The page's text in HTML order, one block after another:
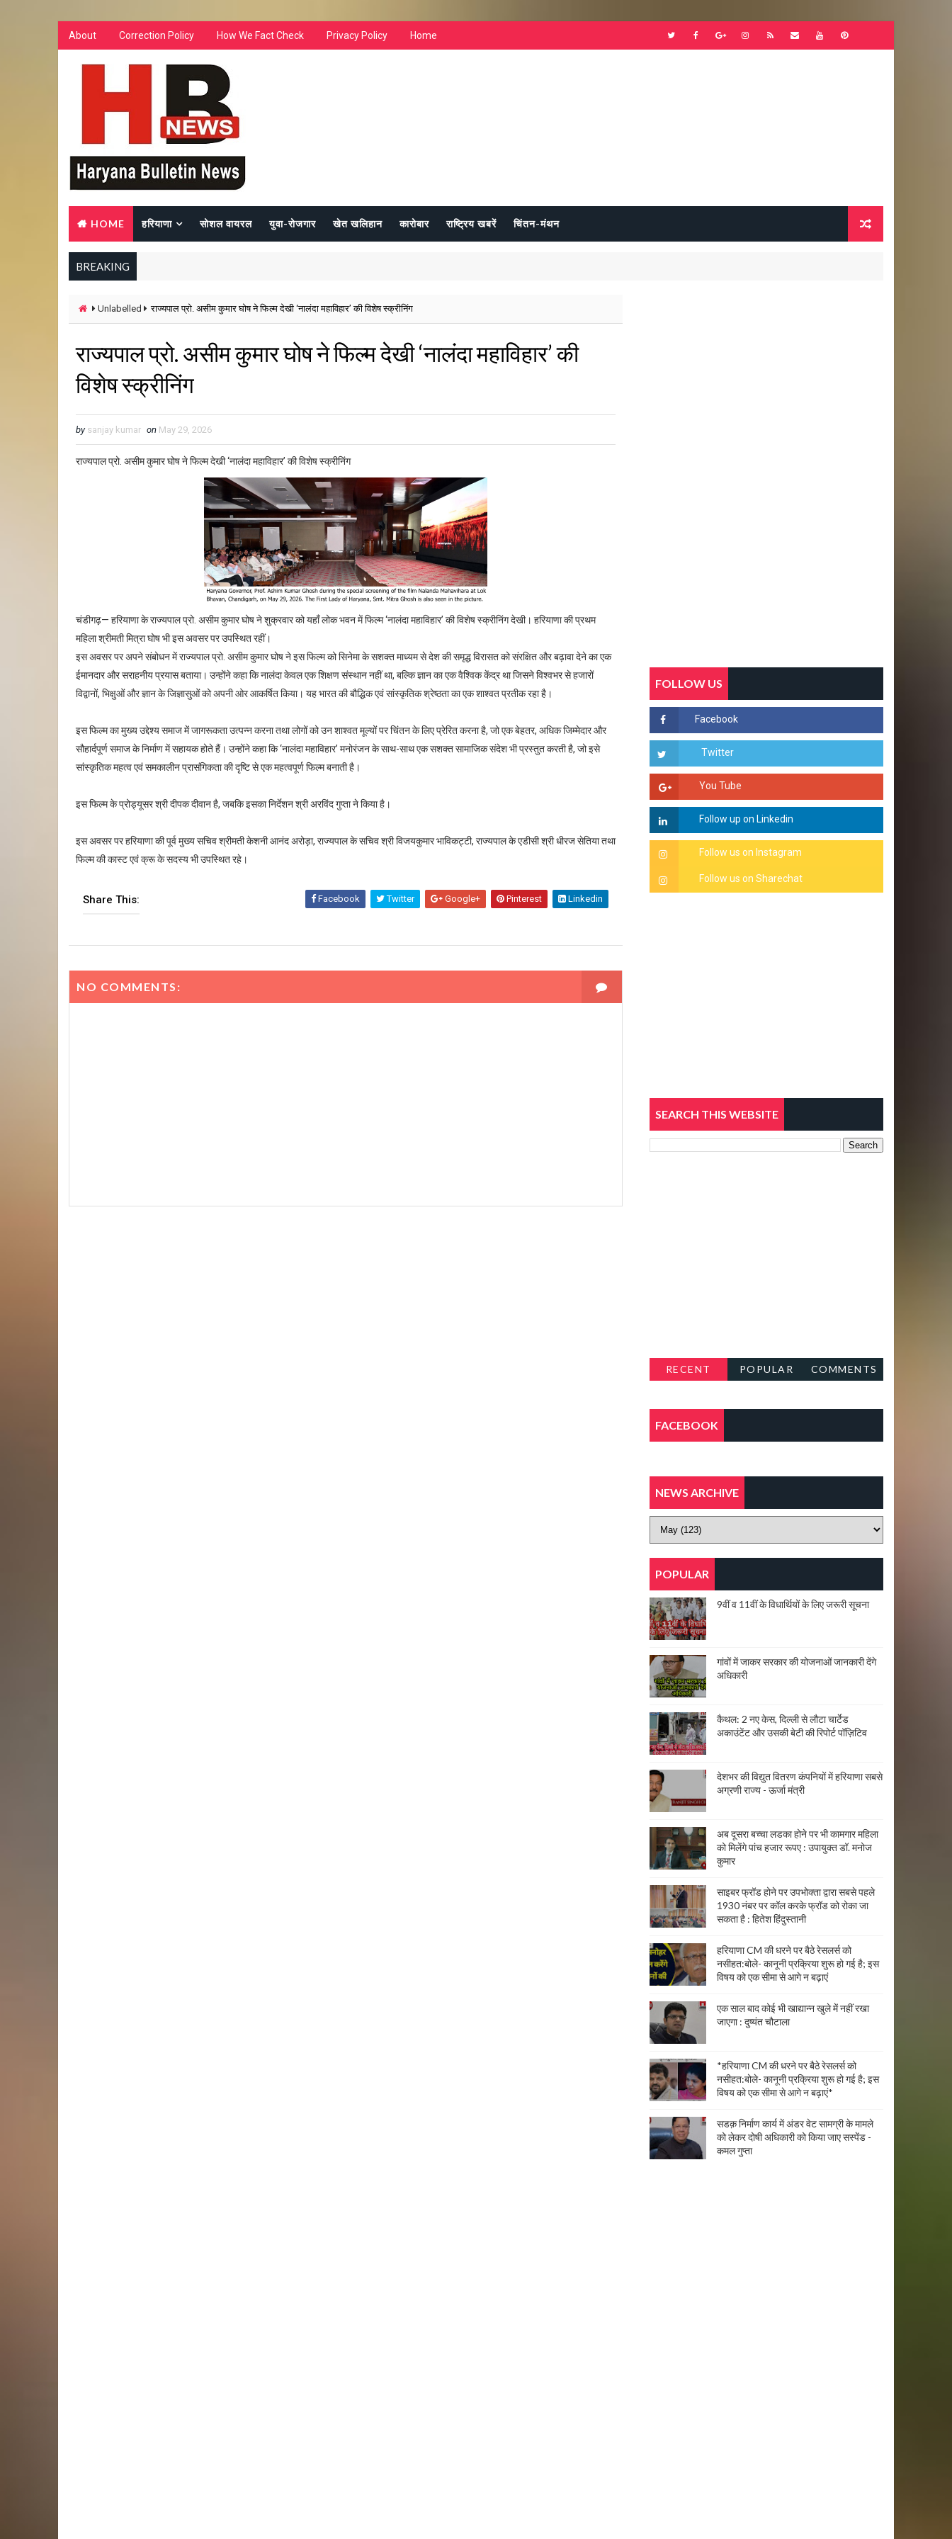
About Correction Policy How We Fact Check Privacy Policy Home
HOME हरियाणा सोशल वायरल युवा-रोजगार खेत खलिहान कारोबार राष्ट्रिय खबरें चिंतन-मंथन
BREAKING
Unlabelled राज्यपाल प्रो. असीम कुमार घोष ने फिल्म देखी ‘नालंदा महाविहार’ की विशेष स्क्रीनिंग
राज्यपाल प्रो. असीम कुमार घोष ने फिल्म देखी ‘नालंदा महाविहार’ की
विशेष स्क्रीनिंग
by sanjay kumar on May 29, 2026
राज्यपाल प्रो. असीम कुमार घोष ने फिल्म देखी ‘नालंदा महाविहार’ की विशेष स्क्रीनिंग
चंडीगढ़— हरियाणा के राज्यपाल प्रो. असीम कुमार घोष ने शुक्रवार को यहाँ लोक भवन में फिल्म ‘नालंदा महाविहार’ की विशेष स्क्रीनिंग देखी। हरियाणा की प्रथम
महिला श्रीमती मित्रा घोष भी इस अवसर पर उपस्थित रहीं।
इस अवसर पर अपने संबोधन में राज्यपाल प्रो. असीम कुमार घोष ने इस फिल्म को सिनेमा के सशक्त माध्यम से देश की समृद्ध विरासत को संरक्षित और बढ़ावा देने का एक
ईमानदार और सराहनीय प्रयास बताया। उन्होंने कहा कि नालंदा केवल एक शिक्षण संस्थान नहीं था, बल्कि ज्ञान का एक वैश्विक केंद्र था जिसने विश्वभर से हजारों
विद्वानों, भिक्षुओं और ज्ञान के जिज्ञासुओं को अपनी ओर आकर्षित किया। यह भारत की बौद्धिक एवं सांस्कृतिक श्रेष्ठता का एक शाश्वत प्रतीक रहा है।
इस फिल्म का मुख्य उद्देश्य समाज में जागरूकता उत्पन्न करना तथा लोगों को उन शाश्वत मूल्यों पर चिंतन के लिए प्रेरित करना है, जो एक बेहतर, अधिक जिम्मेदार और
सौहार्दपूर्ण समाज के निर्माण में सहायक होते हैं। उन्होंने कहा कि ‘नालंदा महाविहार’ मनोरंजन के साथ-साथ एक सशक्त सामाजिक संदेश भी प्रस्तुत करती है, जो इसे
सांस्कृतिक महत्व एवं समकालीन प्रासंगिकता की दृष्टि से एक महत्वपूर्ण फिल्म बनाती है।
इस फिल्म के प्रोड्यूसर श्री दीपक दीवान है, जबकि इसका निर्देशन श्री अरविंद गुप्ता ने किया है।
इस अवसर पर हरियाणा की पूर्व मुख्य सचिव श्रीमती केशनी आनंद अरोड़ा, राज्यपाल के सचिव श्री विजयकुमार भाविकट्टी, राज्यपाल के एडीसी श्री धीरज सेतिया तथा
फिल्म की कास्ट एवं क्रू के सदस्य भी उपस्थित रहे।
Share This: Facebook Twitter Google+ Pinterest Linkedin
NO COMMENTS:
FOLLOW US
SEARCH THIS WEBSITE
RECENT POPULAR COMMENTS
FACEBOOK
NEWS ARCHIVE
POPULAR
9वीं व 11वीं के विधार्थियों के लिए जरूरी सूचना
गांवों में जाकर सरकार की योजनाओं जानकारी देंगे
अधिकारी
कैथल: 2 नए केस, दिल्ली से लौटा चार्टेड
अकाउंटेंट और उसकी बेटी की रिपोर्ट पॉज़िटिव
देशभर की विद्युत वितरण कंपनियों में हरियाणा सबसे
अग्रणी राज्य - ऊर्जा मंत्री
अब दूसरा बच्चा लडका होने पर भी कामगार महिला
को मिलेंगे पांच हजार रूपए : उपायुक्त डॉ. मनोज
कुमार
साइबर फ्रॉड होने पर उपभोक्ता द्वारा सबसे पहले
1930 नंबर पर कॉल करके फ्रॉड को रोका जा
सकता है : हितेश हिंदुस्तानी
हरियाणा CM की धरने पर बैठे रेसलर्स को
नसीहत:बोले- कानूनी प्रक्रिया शुरू हो गई है; इस
विषय को एक सीमा से आगे न बढ़ाएं
एक साल बाद कोई भी खाद्यान्न खुले में नहीं रखा
जाएगा : दुष्यंत चौटाला
*हरियाणा CM की धरने पर बैठे रेसलर्स को
नसीहत:बोले- कानूनी प्रक्रिया शुरू हो गई है; इस
विषय को एक सीमा से आगे न बढ़ाएं*
सडक़ निर्माण कार्य में अंडर वेट सामग्री के मामले
को लेकर दोषी अधिकारी को किया जाए सस्पेंड -
कमल गुप्ता